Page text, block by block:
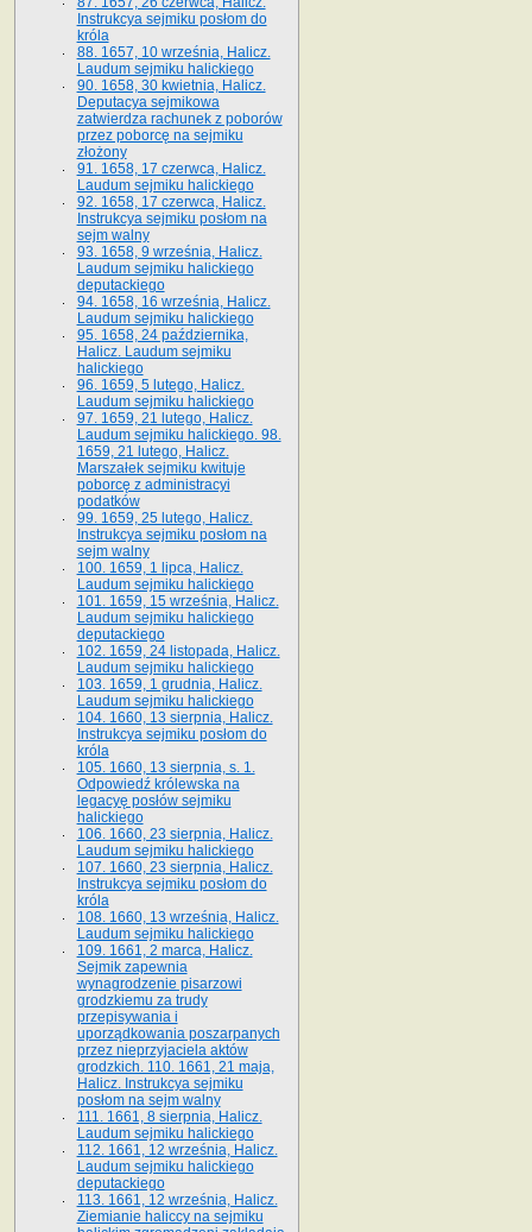
Instrukcya sejmiku posłom do
króla
88. 1657, 10 września, Halicz.
Laudum sejmiku halickiego
90. 1658, 30 kwietnia, Halicz.
Deputacya sejmikowa
zatwierdza rachunek z poborów
przez poborcę na sejmiku
złożony
91. 1658, 17 czerwca, Halicz.
Laudum sejmiku halickiego
92. 1658, 17 czerwca, Halicz.
Instrukcya sejmiku posłom na
sejm walny
93. 1658, 9 września, Halicz.
Laudum sejmiku halickiego
deputackiego
94. 1658, 16 września, Halicz.
Laudum sejmiku halickiego
95. 1658, 24 października,
Halicz. Laudum sejmiku
halickiego
96. 1659, 5 lutego, Halicz.
Laudum sejmiku halickiego
97. 1659, 21 lutego, Halicz.
Laudum sejmiku halickiego. 98.
1659, 21 lutego, Halicz.
Marszałek sejmiku kwituje
poborcę z administracyi
podatków
99. 1659, 25 lutego, Halicz.
Instrukcya sejmiku posłom na
sejm walny
100. 1659, 1 lipca, Halicz.
Laudum sejmiku halickiego
101. 1659, 15 września, Halicz.
Laudum sejmiku halickiego
deputackiego
102. 1659, 24 listopada, Halicz.
Laudum sejmiku halickiego
103. 1659, 1 grudnia, Halicz.
Laudum sejmiku halickiego
104. 1660, 13 sierpnia, Halicz.
Instrukcya sejmiku posłom do
króla
105. 1660, 13 sierpnia, s. 1.
Odpowiedź królewska na
legacyę posłów sejmiku
halickiego
106. 1660, 23 sierpnia, Halicz.
Laudum sejmiku halickiego
107. 1660, 23 sierpnia, Halicz.
Instrukcya sejmiku posłom do
króla
108. 1660, 13 września, Halicz.
Laudum sejmiku halickiego
109. 1661, 2 marca, Halicz.
Sejmik zapewnia
wynagrodzenie pisarzowi
grodzkiemu za trudy
przepisywania i
uporządkowania poszarpanych
przez nieprzyjaciela aktów
grodzkich. 110. 1661, 21 maja,
Halicz. Instrukcya sejmiku
posłom na sejm walny
111. 1661, 8 sierpnia, Halicz.
Laudum sejmiku halickiego
112. 1661, 12 września, Halicz.
Laudum sejmiku halickiego
deputackiego
113. 1661, 12 września, Halicz.
Ziemianie haliccy na sejmiku